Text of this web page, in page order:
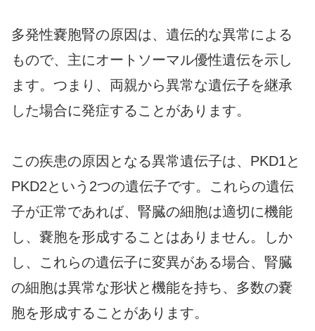
多発性嚢胞腎の原因は、遺伝的な異常による
もので、主にオートソーマル優性遺伝を示し
ます。つまり、両親から異常な遺伝子を継承
した場合に発症することがあります。
この疾患の原因となる異常遺伝子は、PKD1と
PKD2という2つの遺伝子です。これらの遺伝
子が正常であれば、腎臓の細胞は適切に機能
し、嚢胞を形成することはありません。しか
し、これらの遺伝子に変異がある場合、腎臓
の細胞は異常な形状と機能を持ち、多数の嚢
胞を形成することがあります。